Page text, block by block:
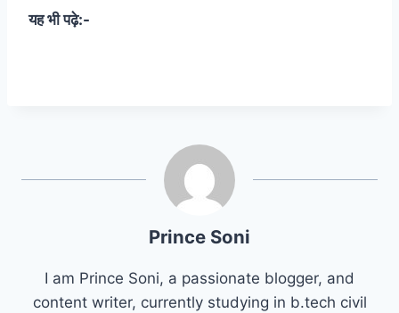
यह भी पढ़े:-
Prince Soni
I am Prince Soni, a passionate blogger, and
content writer, currently studying in b.tech civil